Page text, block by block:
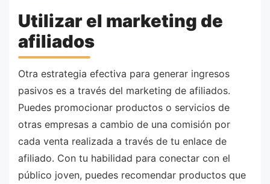
Utilizar el marketing de
afiliados
Otra estrategia efectiva para generar ingresos
pasivos es a través del marketing de afiliados.
Puedes promocionar productos o servicios de
otras empresas a cambio de una comisión por
cada venta realizada a través de tu enlace de
afiliado. Con tu habilidad para conectar con el
público joven, puedes recomendar productos que